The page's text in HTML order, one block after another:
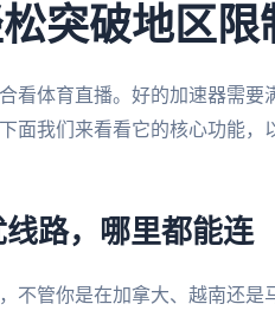
突破地区限
看体育直播。好的加速器需要
面我们来看看它的核心功能，
路，哪里都能连
不管你是在加拿大、越南还是